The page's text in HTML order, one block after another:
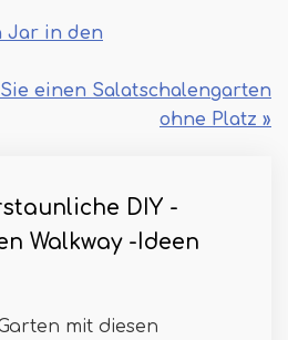
Jar in den
einen Salatschalengarten
ohne Platz »
DIY -
Walkway -Ideen
mit diesen